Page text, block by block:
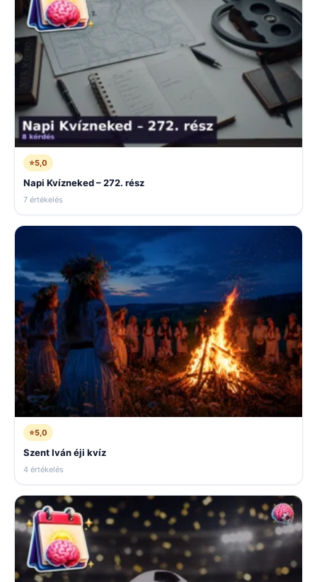
⭐5,0
Napi Kvízneked – 272. rész
7 értékelés
⭐5,0
Szent Iván éji kvíz
4 értékelés